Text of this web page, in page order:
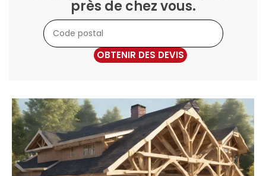
près de chez vous.
OBTENIR DES DEVIS